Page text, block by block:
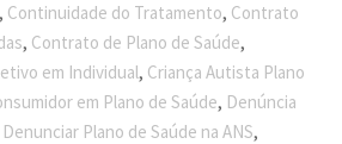
, Continuidade do Tratamento, Contrato
, Contrato de Plano de Saúde,
em Individual, Criança Autista Plano
em Plano de Saúde, Denúncia
Denunciar Plano de Saúde na ANS,